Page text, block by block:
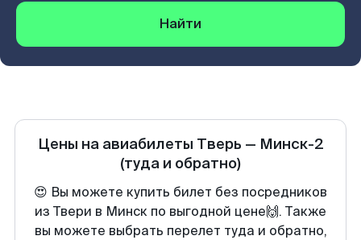
Найти
Цены на авиабилеты Тверь — Минск-2
(туда и обратно)
😍 Вы можете купить билет без посредников
из Твери в Минск по выгодной цене🙌. Также
вы можете выбрать перелет туда и обратно,